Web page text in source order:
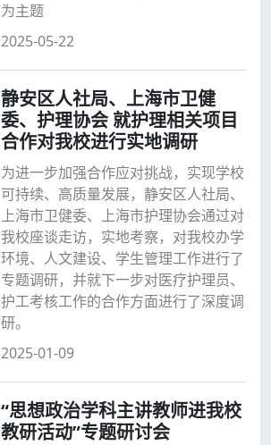
为主题
2025-05-22
静安区人社局、上海市卫健
委、护理协会 就护理相关项目
合作对我校进行实地调研
为进一步加强合作应对挑战，实现学校
可持续、高质量发展，静安区人社局、
上海市卫健委、上海市护理协会通过对
我校座谈走访，实地考察，对我校办学
环境、人文建设、学生管理工作进行了
专题调研，并就下一步对医疗护理员、
护工考核工作的合作方面进行了深度调
研。
2025-01-09
“思想政治学科主讲教师进我校
教研活动”专题研讨会